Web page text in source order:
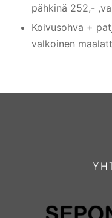
pähkinä 252,-
Koivusohva +
valkoinen